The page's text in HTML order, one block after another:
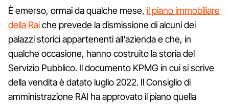
È emerso, ormai da qualche mese, il piano immobiliare
della Raiche prevede la dismissione di alcuni dei
palazzi storici appartenenti all'azienda e che, in
qualche occasione, hanno costruito la storia del
Servizio Pubblico. Il documento KPMG in cui si scrive
della vendita è datato luglio 2022. Il Consiglio di
amministrazione RAI ha approvato il piano quella